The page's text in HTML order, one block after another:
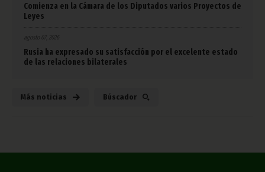
Comienza en la Cámara de los Diputados varios Proyectos de
Leyes
agosto 07, 2026
Rusia ha expresado su satisfacción por el excelente estado
de las relaciones bilaterales
Más noticias Búscador